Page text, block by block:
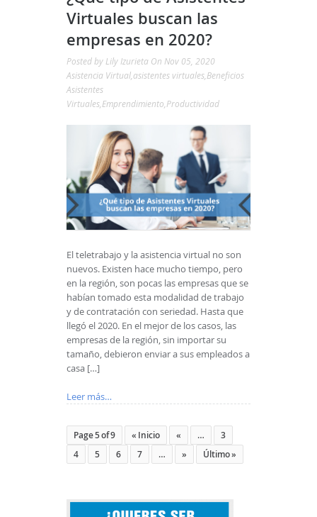
Virtuales buscan las
empresas en 2020?
Posted by Lily Izurieta On Nov 05, 2020
Asistencia Virtual asistentes virtuales Beneficios
Asistentes
Virtuales Emprendimiento Productividad
El teletrabajo y la asistencia virtual no son
nuevos. Existen hace mucho tiempo, pero
en la región, son pocas las empresas que se
habían tomado esta modalidad de trabajo
y de contratación con seriedad. Hasta que
llegó el 2020. En el mejor de los casos, las
empresas de la región, sin importar su
tamaño, debieron enviar a sus empleados a
casa […]
Leer más…
Page 5 of 9 « Inicio « …
3
4
5 6 7 … » Último »